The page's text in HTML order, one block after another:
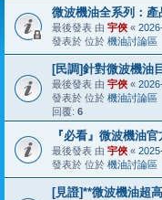
微波機油全系列：產
最後發表 由 宇俠 «
發表於 位於 機油討論區
[民調]針對微波機油
最後發表 由 宇俠 «
發表於 位於 機油討論區
回覆: 6
『必看』微波機油
最後發表 由 宇俠 «
發表於 位於 機油討論區
[見證]**微波機油超